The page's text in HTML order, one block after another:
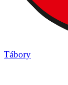
Tábory